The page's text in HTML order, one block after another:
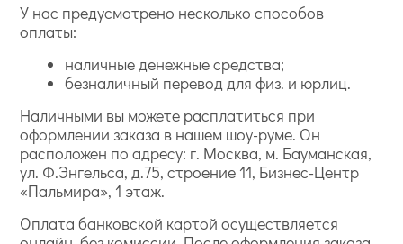
У нас предусмотрено несколько способов
оплаты:
наличные денежные средства;
безналичный перевод для физ. и юрлиц.
Наличными вы можете расплатиться при
оформлении заказа в нашем шоу-руме. Он
расположен по адресу: г. Москва, м. Бауманская,
ул. Ф.Энгельса, д.75, строение 11, Бизнес-Центр
«Пальмира», 1 этаж.
Оплата банковской картой осуществляется